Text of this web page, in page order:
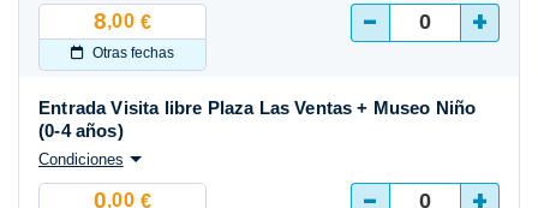
8,00 €
Otras fechas
- +
0,00 €
Entrada Visita libre Plaza Las Ventas + Museo Niño
(0-4 años)
Condiciones